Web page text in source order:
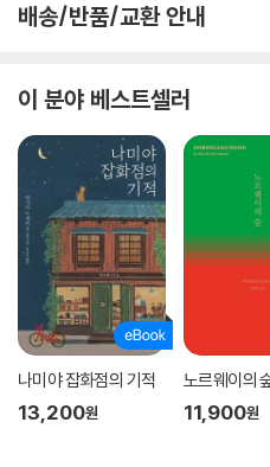
어진 하류에서 물에 불어 강한 악취를
“문학을 사랑하는 사람이
다자이를 외면하기란 지극히 어렵다.”
〈인간 실격〉은 화자가 우연히 손에
부터 시작된다. ‘서문’과 ‘후기’ 사이
삶을 복기하며, 사진 속 기괴한 미소
몰락 과정을 추적해나간다. 넉넉히
이 이야기는, 그의 충격적인 죽음과
“행복조차 두려워”하고 “솜으로도
하지 않는 아이”로서 “불안해서 미
전락의 서사가 젊은 독자층에게 절대
배송/반품/교환 안내
이 분야 베스트셀러
나미야 잡화점의 기적
13,200원
노르웨이의
11,900원